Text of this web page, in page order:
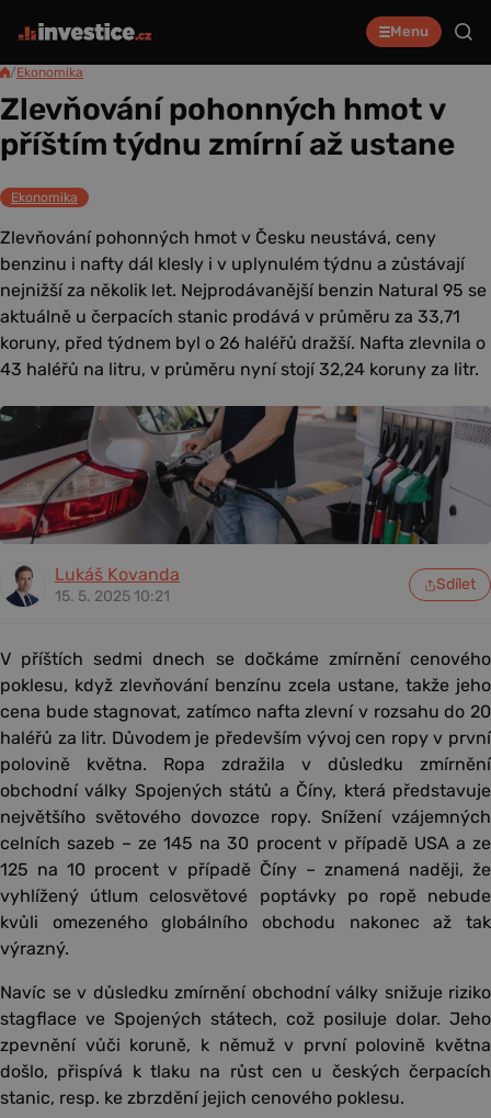
Menu
/Ekonomika
Zlevňování pohonných hmot v
příštím týdnu zmírní až ustane
Ekonomika
Zlevňování pohonných hmot v Česku neustává, ceny
benzinu i nafty dál klesly i v uplynulém týdnu a zůstávají
nejnižší za několik let. Nejprodávanější benzin Natural 95 se
aktuálně u čerpacích stanic prodává v průměru za 33,71
koruny, před týdnem byl o 26 haléřů dražší. Nafta zlevnila o
43 haléřů na litru, v průměru nyní stojí 32,24 koruny za litr.
Lukáš Kovanda
15. 5. 2025 10:21
Sdílet
V příštích sedmi dnech se dočkáme zmírnění cenového
poklesu, když zlevňování benzínu zcela ustane, takže jeho
cena bude stagnovat, zatímco nafta zlevní v rozsahu do 20
haléřů za litr. Důvodem je především vývoj cen ropy v první
polovině května. Ropa zdražila v důsledku zmírnění
obchodní války Spojených států a Číny, která představuje
největšího světového dovozce ropy. Snížení vzájemných
celních sazeb – ze 145 na 30 procent v případě USA a ze
125 na 10 procent v případě Číny – znamená naději, že
vyhlížený útlum celosvětové poptávky po ropě nebude
kvůli omezeného globálního obchodu nakonec až tak
výrazný.
Navíc se v důsledku zmírnění obchodní války snižuje riziko
stagflace ve Spojených státech, což posiluje dolar. Jeho
zpevnění vůči koruně, k němuž v první polovině května
došlo, přispívá k tlaku na růst cen u českých čerpacích
stanic, resp. ke zbrzdění jejich cenového poklesu.